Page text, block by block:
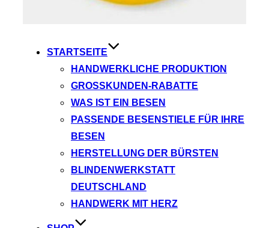
STARTSEITE
HANDWERKLICHE PRODUKTION
GROSSKUNDEN-RABATTE
WAS IST EIN BESEN
PASSENDE BESENSTIELE FÜR IHRE
BESEN
HERSTELLUNG DER BÜRSTEN
BLINDENWERKSTATT
DEUTSCHLAND
HANDWERK MIT HERZ